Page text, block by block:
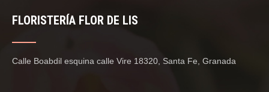
FLORISTERÍA FLOR DE LIS
Calle Boabdil esquina calle Vire 18320, Santa Fe, Granada